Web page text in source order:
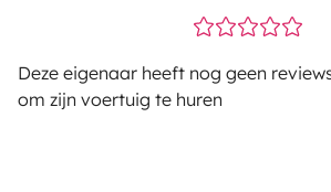
Deze eigenaar heeft nog geen
om zijn voertuig te huren